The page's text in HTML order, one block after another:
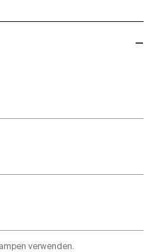
verwenden.